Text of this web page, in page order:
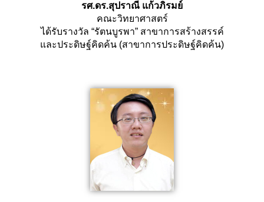
รศ.ดร.สุปราณี แก้วภิรมย์
คณะวิทยาศาสตร์
ได้รับรางวัล “รัตนบูรพา” สาขาการสร้างสรรค์
และประดิษฐ์คิดค้น (สาขาการประดิษฐ์คิดค้น)